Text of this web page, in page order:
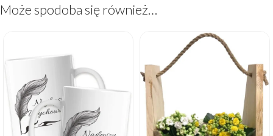
Może spodoba się również…